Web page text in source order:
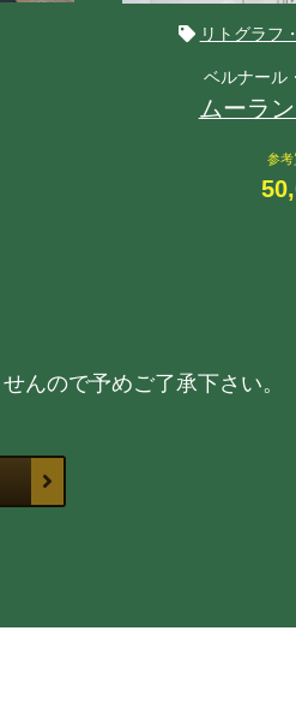
リトグラフ
ベルナール
ムーラ
参考
んので予めご了承下さい。